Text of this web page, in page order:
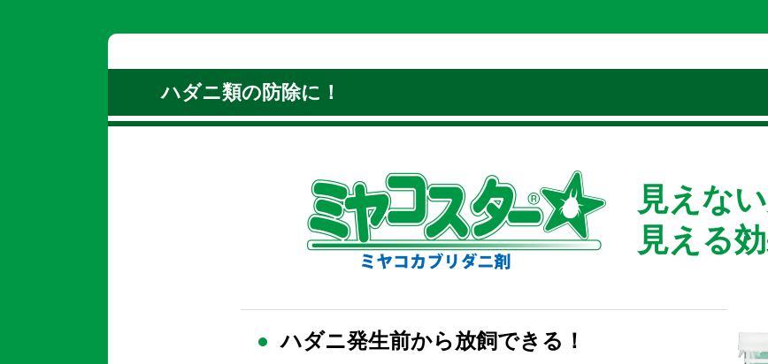
ハダニ類の防除に！
見えな
見える
ハダニ発生前から放飼できる！